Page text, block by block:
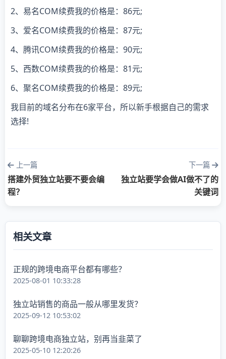
2、易名COM续费我的价格是：86元;
3、爱名COM续费我的价格是：87元;
4、腾讯COM续费我的价格是：90元;
5、西数COM续费我的价格是：81元;
6、聚名COM续费我的价格是：89元;
我目前的域名分布在6家平台，所以新手根据自己的需求
选择!
上一篇
搭建外贸独立站要不要会编
程？
下一篇
独立站要学会做AI做不了的
关键词
相关文章
正规的跨境电商平台都有哪些？
2025-08-01 10:33:28
独立站销售的商品一般从哪里发货？
2025-09-12 10:53:02
聊聊跨境电商独立站，别再当韭菜了
2025-05-10 12:20:26